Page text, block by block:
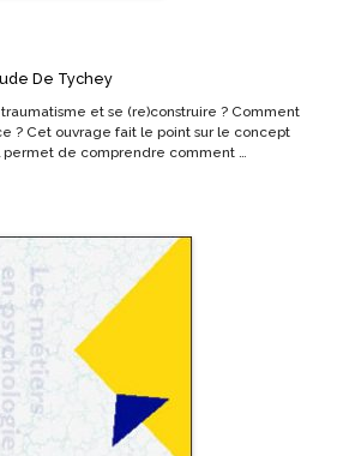
De Tychey
et se (re)construire ? Comment
? Cet ouvrage fait le point sur le concept
de comprendre comment …